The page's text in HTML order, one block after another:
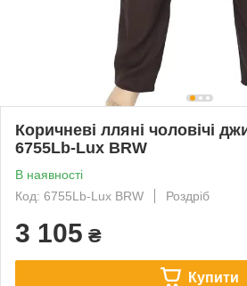
Коричневі лляні чоловічі
6755Lb-Lux BRW
В наявності
Код: 6755Lb-Lux BRW
Роздріб
3 105 ₴
Купити